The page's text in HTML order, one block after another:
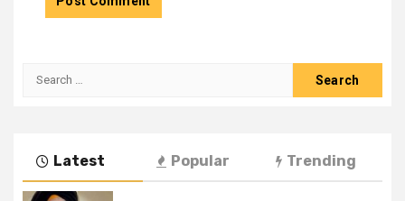
Latest Popular Trending